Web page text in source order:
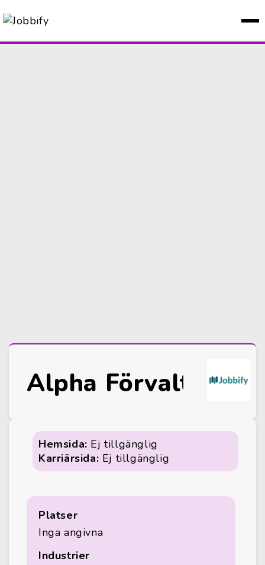
Alpha Förvaltning
Hemsida: Ej tillgänglig
Karriärsida: Ej tillgänglig
Platser
Inga angivna
Industrier